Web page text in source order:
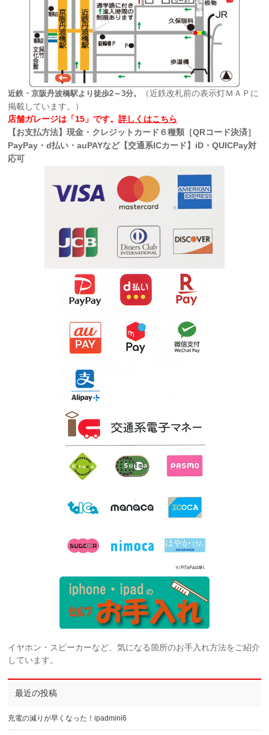
近鉄・京阪丹波橋駅より徒歩2～3分。
（近鉄改札前の表示灯ＭＡＰに
掲載しています。）
店舗ガレージは「15」です。詳しくはこちら
【お支払方法】現金・クレジットカード６種類［QRコード決済］
PayPay・d払い・auPAYなど【交通系ICカード】iD・QUICPay対
応可
イヤホン・スピーカーなど、気になる箇所のお手入れ方法をご紹介
しています。
最近の投稿
充電の減りが早くなった！ipadmini6